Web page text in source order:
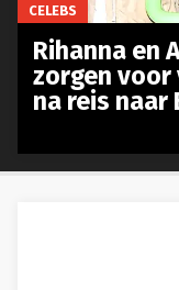
CELEBS
Rihanna en
zorgen
na reis naar